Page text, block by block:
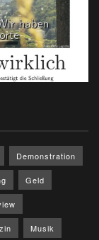
Demonstration
Geld
Musik